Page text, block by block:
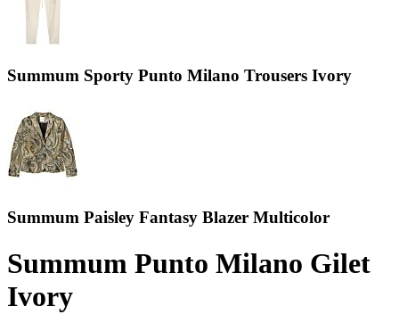
Summum Sporty Punto Milano Trousers Ivory
Summum Paisley Fantasy Blazer Multicolor
Summum Punto Milano Gilet
Ivory